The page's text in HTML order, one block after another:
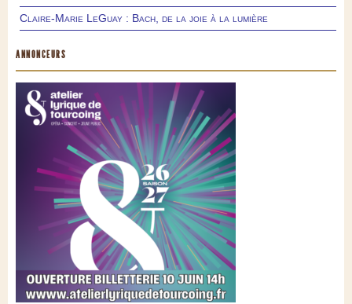
Claire-Marie LeGuay : Bach, de la joie à la lumière
ANNONCEURS